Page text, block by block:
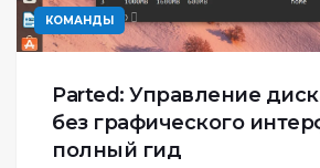
КОМАНДЫ
Parted: Управление
без графического
полный гид